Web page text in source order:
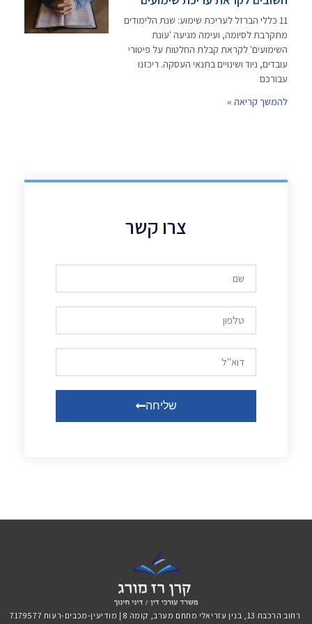
11 כללי הברזל לעריכת שימוע: שנת הלימודים
מתקרבת לסיומה, ועימה מגיעה 'עונת
השימועים' לקראת קבלת החלטות על פיטורי
עובדים, ניוד ושינויים בתנאי העסקה. ריכזנו
עבורכם
להמשך קריאה »
צרו קשר
שליחה
רחוב הרכבת 13, בנין עזריאלי מתחם מערב, קומה 8 | מודיעין-מכבים-רעות 7179577